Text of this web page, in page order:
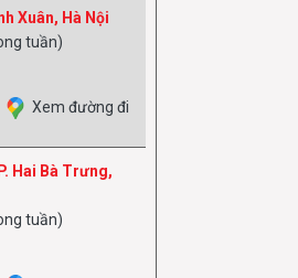
Xuân, Hà Nội
tuần)
Xem đường đi
Hai Bà Trưng,
tuần)